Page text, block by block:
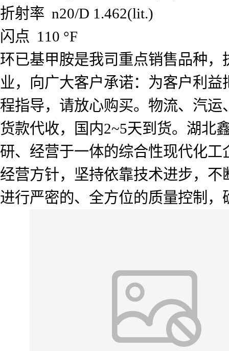
折射率 n20/D 1.462(lit.)
闪点 110 °F
环已基甲胺是我司重点销售品种
业，向广大客户承诺：为客户利
程指导，请放心购买。物流、汽
货款代收，国内2~5天到货。湖北
研、经营于一体的综合性现代化
经营方针，坚持依靠技术进步，
进行严密的、全方位的质量控制